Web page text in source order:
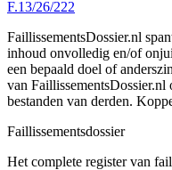
F.13/26/222
FaillissementsDossier.nl
inhoud onvolledig en/of
een bepaald doel of
van
bestanden van derden.
Faillissementsdossier
Het complete register van